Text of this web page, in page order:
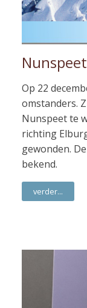
Op 22
omstanders.
Nunspeet te
richting
gewonden.
bekend.
verder...